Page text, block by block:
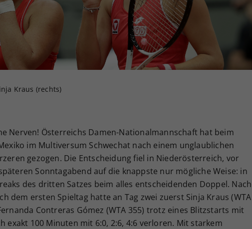
Kraus (rechts)
Nerven! Österreichs Damen-Nationalmannschaft hat beim
im Multiversum Schwechat nach einem unglaublichen
gezogen. Die Entscheidung fiel in Niederösterreich, vor
Sonntagabend auf die knappste nur mögliche Weise: in
des dritten Satzes beim alles entscheidenden Doppel. Nach
dem ersten Spieltag hatte an Tag zwei zuerst Sinja Kraus (WTA
Contreras Gómez (WTA 355) trotz eines Blitzstarts mit
exakt 100 Minuten mit 6:0, 2:6, 4:6 verloren. Mit starkem
Ihrer vorgenommen Einstellungen, falls der
Webseiten-Betreiber dies eingestellt hat.